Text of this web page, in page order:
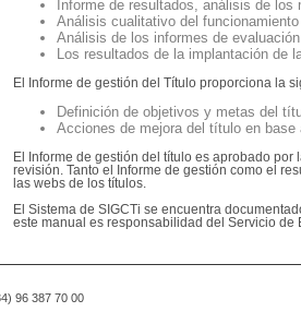
Informe de resultados, análisis de
Análisis cualitativo del
Análisis de los informes de
Los resultados de la implantación de
El Informe de gestión del Título proporciona la
Definición de objetivos y metas del
Acciones de mejora del título en base
El Informe de gestión del título es aprobado
revisión. Tanto el Informe de gestión como el
las webs de los títulos.
El Sistema de SIGCTi se encuentra
este manual es responsabilidad del Servicio de
96 387 70 00